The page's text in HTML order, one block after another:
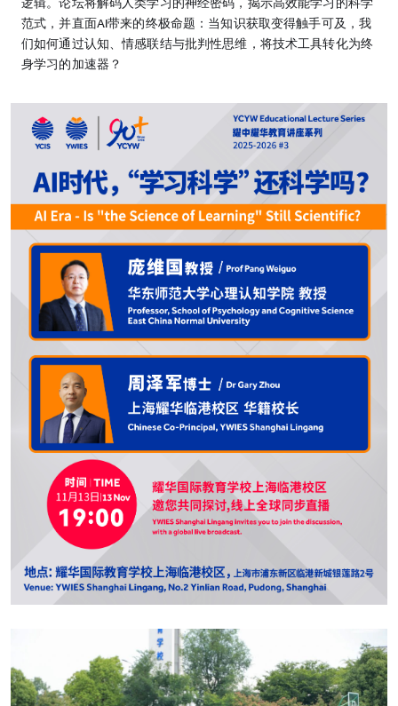
范式，并直面AI带来的终极命题：当知识获取变得触手可及，我
们如何通过认知、情感联结与批判性思维，将技术工具转化为终
身学习的加速器？